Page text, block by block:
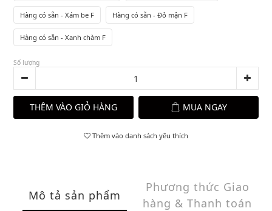
Hàng có sẵn - Xám be F Hàng có sẵn - Đỏ mận F
Hàng có sẵn - Xanh chàm F
Số lượng
THÊM VÀO GIỎ HÀNG MUA NGAY
Thêm vào danh sách yêu thích
Mô tả sản phẩm
Phương thức Giao
hàng & Thanh toán